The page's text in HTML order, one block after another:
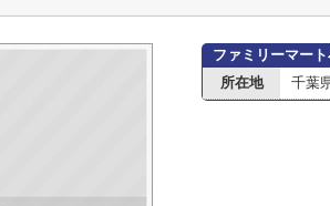
ファミリーマー
所在地
千葉